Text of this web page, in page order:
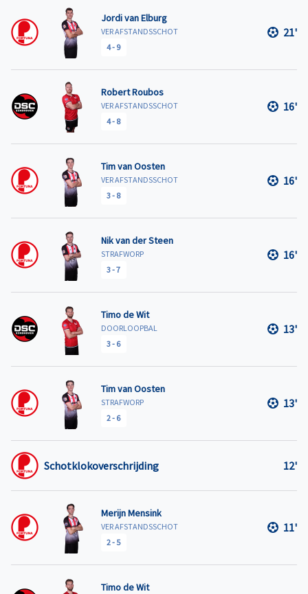
Jordi van Elburg
VER AFSTANDSSCHOT
4- 9
21'
Robert Roubos
VER AFSTANDSSCHOT
4- 8
16'
Tim van Oosten
VER AFSTANDSSCHOT
3- 8
16'
Nik van der Steen
STRAFWORP
3-7
16'
Timo de Wit
DOORLOOPBAL
3- 6
13'
Tim van Oosten
STRAFWORP
2- 6
13'
Schotklokoverschrijding 12'
Merijn Mensink
VER AFSTANDSSCHOT
2-5
11'
Timo de Wit